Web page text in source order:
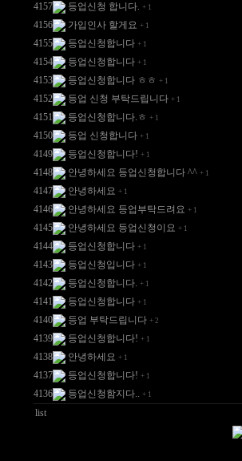
4157 등업신청 합니다. + 1
4156 가입인사 할게요 + 1
4155 등업신청합니다 + 1
4154 등업신청합니다 + 1
4153 등업신청합니다 ㅎㅎ + 1
4152 등업 신청 부탁드립니다 + 1
4151 등업신청합니다.ㅎ + 1
4150 등업 신청합니다 + 1
4149 등업신청합니다! + 1
4148 안녕하세요 등업신청합니다 ^^ + 1
4147 안녕하세요 + 1
4146 안녕하세요 등업부탁드려요 + 1
4145 안녕하세요 등업신청이요 + 1
4144 등업신청합니다 + 1
4143 등업신청입니다 + 1
4142 등업신청합니다. + 1
4141 등업신청합니다 + 1
4140 등업 부탁드립니다 + 2
4139 등업신청합니다! + 1
4138 안녕하세요 + 1
4137 등업신청합니다! + 1
4136 등업신청함지다.. + 1
list